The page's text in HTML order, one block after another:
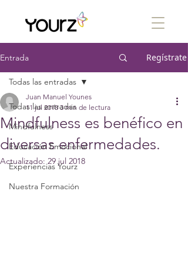
Entrada Regístrate
Todas las entradas
Mindfulness
Educación Emocional
Experiencias Yourz
Nuestra Formación
Todas las entradas
Mindfulness es benéfico en
diversas enfermedades.
Juan Manuel Younes
11 jul 2018 3 min de lectura
Actualizado:29 jul 2018